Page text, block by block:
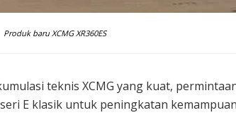
Produk baru XCMG XR360ES
teknis XCMG yang kuat,
E klasik untuk peningkatan